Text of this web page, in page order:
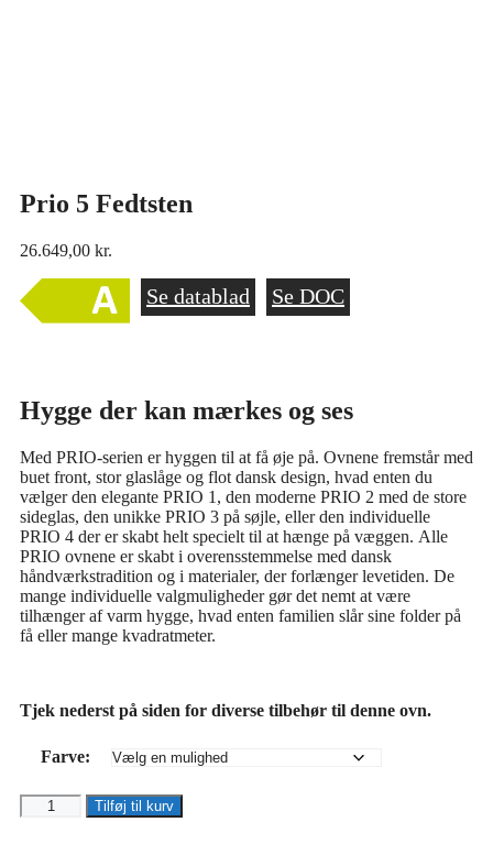
Prio 5 Fedtsten
26.649,00 kr.
Se datablad Se DOC
Hygge der kan mærkes og ses
Med PRIO-serien er hyggen til at få øje på. Ovnene fremstår med
buet front, stor glaslåge og flot dansk design, hvad enten du
vælger den elegante PRIO 1, den moderne PRIO 2 med de store
sideglas, den unikke PRIO 3 på søjle, eller den individuelle
PRIO 4 der er skabt helt specielt til at hænge på væggen. Alle
PRIO ovnene er skabt i overensstemmelse med dansk
håndværkstradition og i materialer, der forlænger levetiden. De
mange individuelle valgmuligheder gør det nemt at være
tilhænger af varm hygge, hvad enten familien slår sine folder på
få eller mange kvadratmeter.
Tjek nederst på siden for diverse tilbehør til denne ovn.
Farve:
Prio
5
Tilføj til kurv